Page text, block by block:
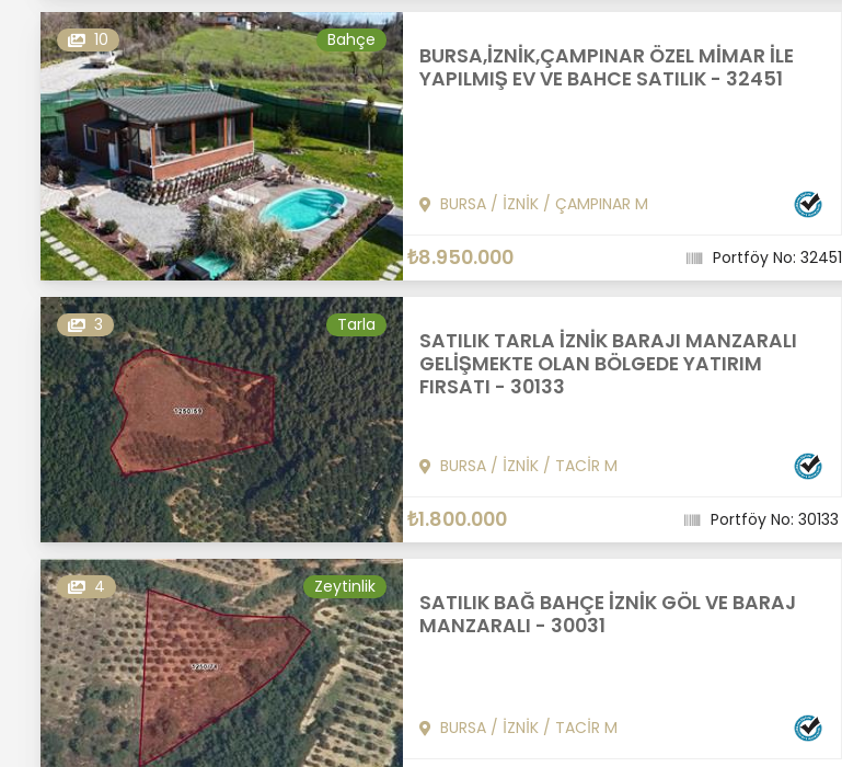
10 Bahçe
BURSA,İZNİK,ÇAMPINAR ÖZEL MİMAR İLE
YAPILMIŞ EV VE BAHCE SATILIK - 32451
BURSA/ İZNİK/ ÇAMPINAR M
₺8.950.000 Portföy No: 32451
3 Tarla
SATILIK TARLA İZNİK BARAJI MANZARALI
GELİŞMEKTE OLAN BÖLGEDE YATIRIM
FIRSATI - 30133
BURSA/ İZNİK/ TACİR M
₺1.800.000 Portföy No: 30133
4 Zeytinlik
SATILIK BAĞ BAHÇE İZNİK GÖL VE BARAJ
MANZARALI - 30031
BURSA/ İZNİK/ TACİR M